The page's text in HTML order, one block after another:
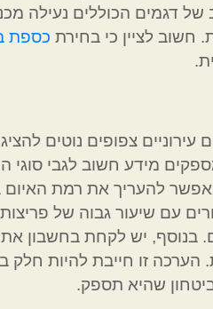
דגמים הכוללים נעילה
חשוב לציין כי בחירת כספת
עירוניים צפופים נוטים
מידע חשוב לגבי סוגי
מאפשר להעריך את רמת
עם שיעור גבוה של
בנוסף, יש לקחת בחשבון את
זו חייבת להיות חלק
שהיא תספק.